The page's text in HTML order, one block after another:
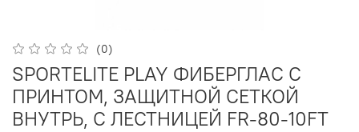
(0)
SPORTELITE PLAY ФИБЕРГЛАС С
ПРИНТОМ, ЗАЩИТНОЙ СЕТКОЙ
ВНУТРЬ, С ЛЕСТНИЦЕЙ FR-80-10FT